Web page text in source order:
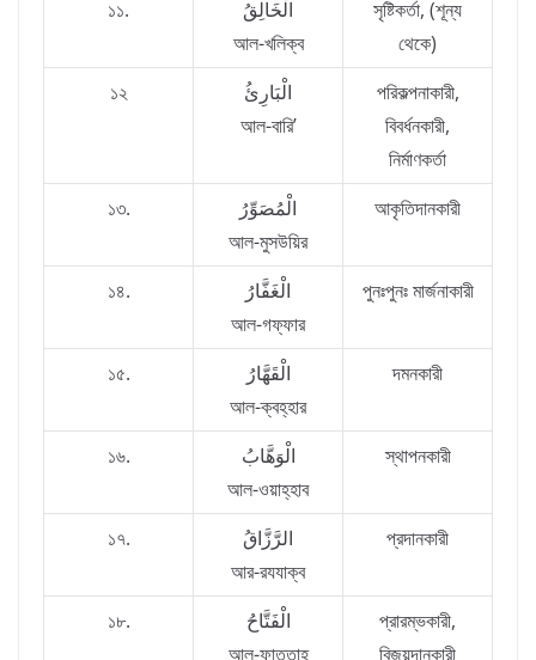
১১.
الْخَالِقُ
আল-খলিক্ব
সৃষ্টিকর্তা, (শূন্য
থেকে)
১২
الْبَارِئُ
আল-বারি’
পরিকল্পনাকারী,
বিবর্ধনকারী,
নির্মাণকর্তা
১৩.
الْمُصَوِّرُ
আল-মুসউয়ির
আকৃতিদানকারী
১৪.
الْغَفَّارُ
আল-গফ্‌ফার
পুনঃপুনঃ মার্জনাকারী
১৫.
الْقَهَّارُ
আল-ক্বহ্‌হার
দমনকারী
১৬.
الْوَهَّابُ
আল-ওয়াহ্‌হাব
স্থাপনকারী
১৭.
الرَّزَّاقُ
আর-রযযাক্ব
প্রদানকারী
১৮.
الْفَتَّاحُ
আল-ফাত্তাহ়
প্রারম্ভকারী,
বিজয়দানকারী